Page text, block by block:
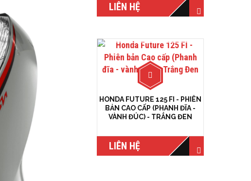
LIÊN HỆ
HONDA FUTURE 125 FI - PHIÊN
BẢN CAO CẤP (PHANH ĐĨA -
VÀNH ĐÚC) - TRẮNG ĐEN
LIÊN HỆ